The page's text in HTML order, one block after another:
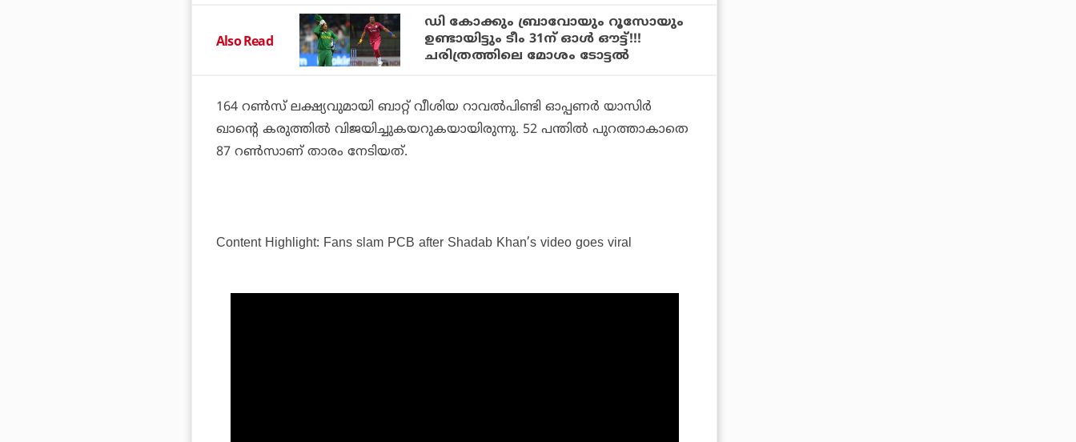
Also Read
ഡി കോക്കും ബ്രാവോയും റൂസോയും
ഉണ്ടായിട്ടും ടീം 31ന് ഓള്‍ ഔട്ട്!!!
ചരിത്രത്തിലെ മോശം ടോട്ടല്‍
164 റണ്‍സ് ലക്ഷ്യവുമായി ബാറ്റ് വീശിയ റാവല്‍പിണ്ടി ഓപ്പണര്‍ യാസിര്‍
ഖാന്റെ കരുത്തില്‍ വിജയിച്ചുകയറുകയായിരുന്നു. 52 പന്തില്‍ പുറത്താകാതെ
87 റണ്‍സാണ് താരം നേടിയത്.
Content Highlight: Fans slam PCB after Shadab Khan’s video goes viral